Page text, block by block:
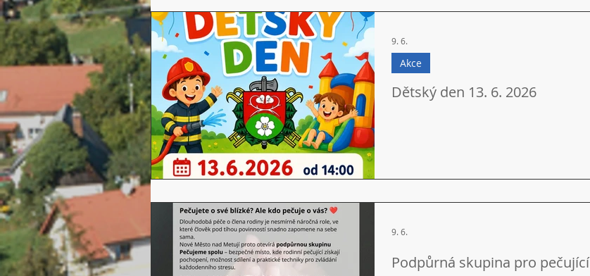
Dětský den 13. 6. 2026
Akce
9. 6.
Podpůrná skupina pro pečující
9. 6.